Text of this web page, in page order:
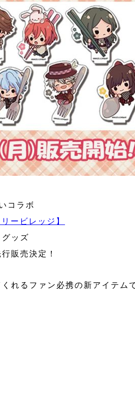
コラボ
ービレッジ】
ッズ
販売決定！
れるファン必携の新アイテム